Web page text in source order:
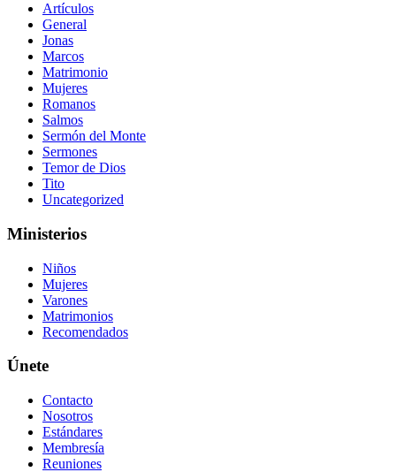
Artículos
General
Jonas
Marcos
Matrimonio
Mujeres
Romanos
Salmos
Sermón del Monte
Sermones
Temor de Dios
Tito
Uncategorized
Ministerios
Niños
Mujeres
Varones
Matrimonios
Recomendados
Únete
Contacto
Nosotros
Estándares
Membresía
Reuniones